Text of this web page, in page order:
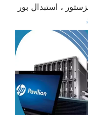
، استبدال بور